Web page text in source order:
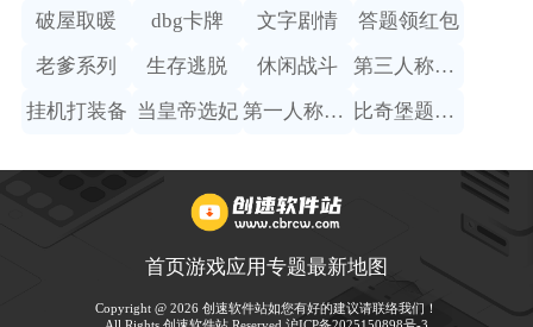
破屋取暖 dbg卡牌 文字剧情 答题领红包
老爹系列 生存逃脱 休闲战斗 第三人称赛车
挂机打装备 当皇帝选妃 第一人称射击 比奇堡题材手游
首页游戏应用专题最新地图
Copyright @ 2026 创速软件站如您有好的建议请联络我们！